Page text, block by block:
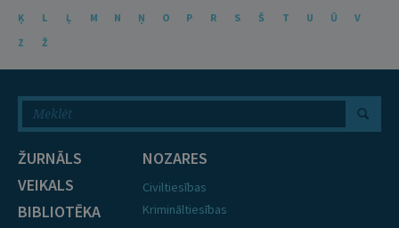
Ķ
L Ļ M N Ņ O P R S Š T U Ū
V
Z
Ž
ŽURNĀLS
VEIKALS
BIBLIOTĒKA
NOZARES
Civiltiesības
Krimināltiesības